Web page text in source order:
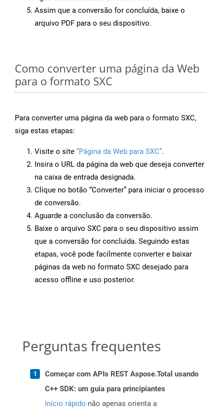
Assim que a conversão for concluída, baixe o
arquivo PDF para o seu dispositivo.
Como converter uma página da Web
para o formato SXC
Para converter uma página da web para o formato SXC,
siga estas etapas:
Visite o site “Página da Web para SXC”.
Insira o URL da página da web que deseja converter
na caixa de entrada designada.
Clique no botão “Converter” para iniciar o processo
de conversão.
Aguarde a conclusão da conversão.
Baixe o arquivo SXC para o seu dispositivo assim
que a conversão for concluída. Seguindo estas
etapas, você pode facilmente converter e baixar
páginas da web no formato SXC desejado para
acesso offline e uso posterior.
Perguntas frequentes
Começar com APIs REST Aspose.Total usando
C++ SDK: um guia para principiantes
Início rápido não apenas orienta a